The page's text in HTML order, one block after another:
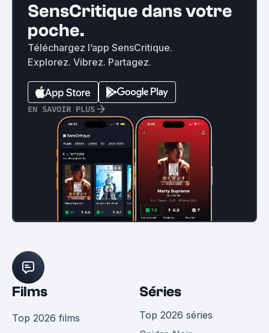
SensCritique dans votre
poche.
Téléchargez l’app SensCritique.
Explorez. Vibrez. Partagez.
EN SAVOIR PLUS
Films
Top 2026 films
Séries
Top 2026 séries